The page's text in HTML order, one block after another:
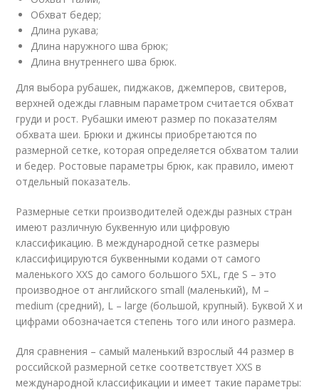
Обхват бедер;
Длина рукава;
Длина наружного шва брюк;
Длина внутреннего шва брюк.
Для выбора рубашек, пиджаков, джемперов, свитеров,
верхней одежды главным параметром считается обхват
груди и рост. Рубашки имеют размер по показателям
обхвата шеи. Брюки и джинсы приобретаются по
размерной сетке, которая определяется обхватом талии
и бедер. Ростовые параметры брюк, как правило, имеют
отдельный показатель.
Размерные сетки производителей одежды разных стран
имеют различную буквенную или цифровую
классификацию. В международной сетке размеры
классифицируются буквенными кодами от самого
маленького XXS до самого большого 5XL, где S – это
производное от английского small (маленький), M –
medium (средний), L – large (большой, крупный). Буквой X и
цифрами обозначается степень того или иного размера.
Для сравнения – самый маленький взрослый 44 размер в
российской размерной сетке соответствует XXS в
международной классификации и имеет такие параметры: